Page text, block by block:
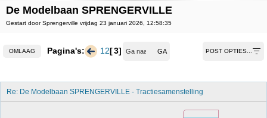
De Modelbaan SPRENGERVILLE
Gestart door Sprengerville vrijdag 23 januari 2026, 12:58:35
OMLAAG Pagina's: 12 3 POST OPTIES...
Re: De Modelbaan SPRENGERVILLE - Tractiesamenstelling